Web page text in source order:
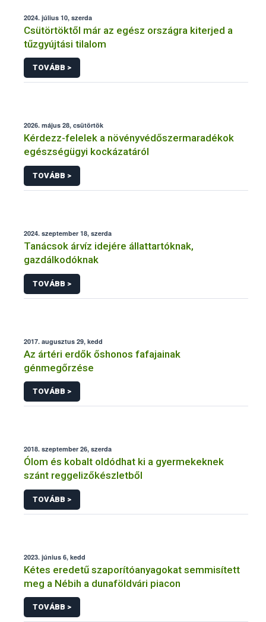
2024. július 10, szerda
Csütörtöktől már az egész országra kiterjed a
tűzgyújtási tilalom
TOVÁBB >
2026. május 28, csütörtök
Kérdezz-felelek a növényvédőszermaradékok
egészségügyi kockázatáról
TOVÁBB >
2024. szeptember 18, szerda
Tanácsok árvíz idejére állattartóknak,
gazdálkodóknak
TOVÁBB >
2017. augusztus 29, kedd
Az ártéri erdők őshonos fafajainak
génmegőrzése
TOVÁBB >
2018. szeptember 26, szerda
Ólom és kobalt oldódhat ki a gyermekeknek
szánt reggelizőkészletből
TOVÁBB >
2023. június 6, kedd
Kétes eredetű szaporítóanyagokat semmisített
meg a Nébih a dunaföldvári piacon
TOVÁBB >